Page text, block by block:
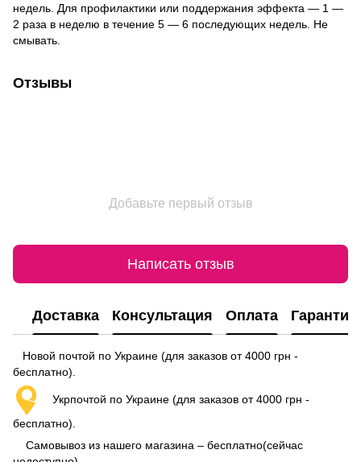
недель. Для профилактики или поддержания эффекта — 1 —
2 раза в неделю в течение 5 — 6 последующих недель. Не
смывать.
Отзывы
Добавьте первый отзыв
Написать отзыв
Доставка Консультация Оплата Гарантия
Новой почтой по Украине (для заказов от 4000 грн -
бесплатно).
Укрпочтой по Украине (для заказов от 4000 грн -
бесплатно).
Самовывоз из нашего магазина – бесплатно(сейчас